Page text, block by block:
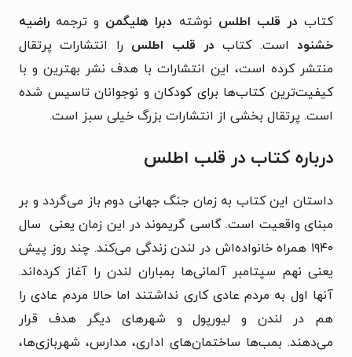
کتاب در قلب اطلس نوشته دبرا هلیگمن و ترجمه راضیه
خشنود است. کتاب در قلب اطلس را انتشارات پرتقال
منتشر کرده است، این انتشارات با هدف نشر بهترین و با
کیفیت‌ترین کتاب‌ها برای کودکان و نوجوانان تاسیس شده
است. پرتقال بخشی از انتشارات بزرگ خیلی سبز است.
درباره کتاب در قلب اطلس
داستان این کتاب به زمان جنگ جهانی دوم باز می‌گردد و بر
مبنای واقعیت است. گاسی گریموند در این زمان یعنی سال
۱۹۴۰ همراه خانواده‌اش در لندن زندگی می‌کند. چند روز پیش
یعنی نهم سپتامبر آلمانی‌ها بمباران لندن را آغاز کرده‌اند.
آنها اول به مردم عادی کاری نداشتند اما حالا مردم عادی را
هم در لندن و لیورپول و شهرهای دیگر هدف قرار
می‌دهند. بمب‌ها ساختمان‌های اداری، مدارس، شهربازی‌ها،